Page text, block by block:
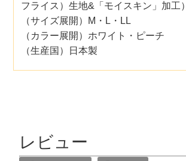
フライス）生地&「モイスキン」加工）
（サイズ展開）M・L・LL
（カラー展開）ホワイト・ピーチ
（生産国）日本製
レビュー